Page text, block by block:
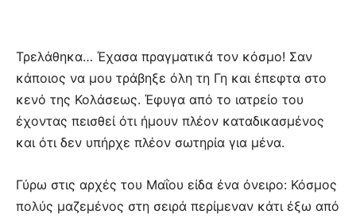
Τρελάθηκα… Έχασα πραγματικά τον κόσμο! Σαν
κάποιος να μου τράβηξε όλη τη Γη και έπεφτα στο
κενό της Κολάσεως. Έφυγα από το ιατρείο του
έχοντας πεισθεί ότι ήμουν πλέον καταδικασμένος
και ότι δεν υπήρχε πλέον σωτηρία για μένα.
Γύρω στις αρχές του Μαΐου είδα ένα όνειρο: Κόσμος
πολύς μαζεμένος στη σειρά περίμεναν κάτι έξω από